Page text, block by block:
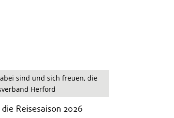
sind und sich freuen, die
Herford
Reisesaison 2026